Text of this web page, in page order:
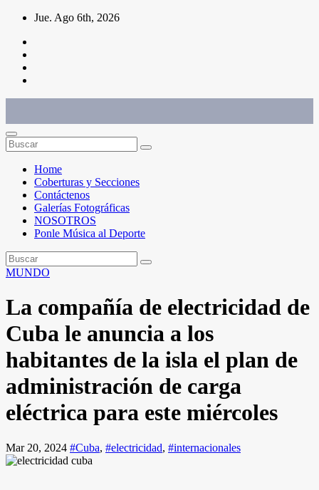
Saltar
contenido
Jue. Ago 6th, 2026
Home
Coberturas y Secciones
Contáctenos
Galerías Fotográficas
NOSOTROS
Ponle Música al Deporte
MUNDO
La compañía de electricidad de
Cuba le anuncia a los
habitantes de la isla el plan de
administración de carga
eléctrica para este miércoles
Mar 20, 2024 #Cuba, #electricidad, #internacionales